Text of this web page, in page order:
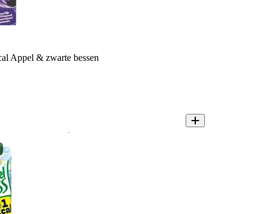
Appel & zwarte bessen